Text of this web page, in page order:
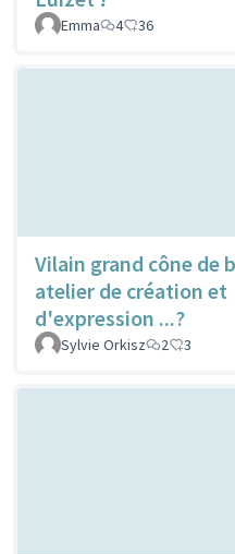
Emma
4 36
Vilain grand cône de
atelier de création et
d'expression ...?
Sylvie Orkisz 2 3